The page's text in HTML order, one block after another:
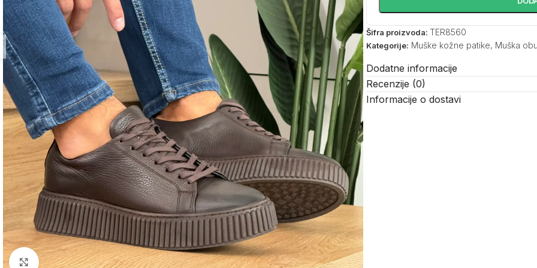
Zumiraj sliku
Šifra proizvoda: TER8560
Kategorije: Muške kožne patike, Muška
Dodatne informacije
Recenzije (0)
Informacije o dostavi